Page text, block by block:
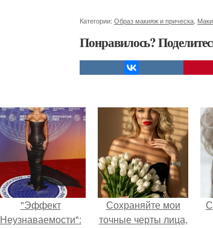
Категории: Образ макияж и прическа
Понравилось?
"Эффект
Неузнаваемости":
Сохраняйте мои
точные черты лица,